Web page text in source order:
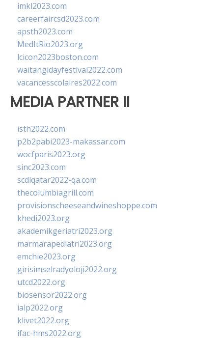
imkl2023.com
careerfaircsd2023.com
apsth2023.com
MedItRio2023.org
lcicon2023boston.com
waitangidayfestival2022.com
vacancesscolaires2022.com
MEDIA PARTNER II
isth2022.com
p2b2pabi2023-makassar.com
wocfparis2023.org
sinc2023.com
scdlqatar2022-qa.com
thecolumbiagrill.com
provisionscheeseandwineshoppe.com
khedi2023.org
akademikgeriatri2023.org
marmarapediatri2023.org
emchie2023.org
girisimselradyoloji2022.org
utcd2022.org
biosensor2022.org
ialp2022.org
klivet2022.org
ifac-hms2022.org